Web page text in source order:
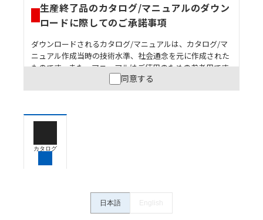
生産終了品のカタログ/マニュアルのダウン
ロードに際してのご承諾事項
ダウンロードされるカタログ/マニュアルは、カタログ/マ
ニュアル作成当時の技術水準、社会通念を元に作成された
ものです。また、マニュアルはご使用のための参考用です
ので、ご使用にあたっての安全性については十分にご配慮
ください。以下の内容をご承諾の上、ご利用ください。
うな用途に使用される場合には、システム全体として
保できるよう設計されていること、および本製品が全
ていることを、必ず事前に確認してください。
ン事例は参考用ですので、ご採用に際しては機器・装
置の機能や安全性をご確認のうえご使用ください。・
同意する
カタログ
日本語 English